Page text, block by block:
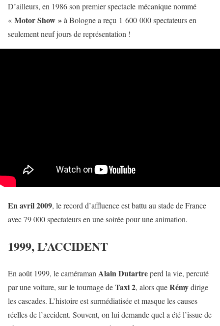
D’ailleurs, en 1986 son premier spectacle mécanique nommé
« Motor Show »à Bologne a reçu 1 600 000 spectateurs en
seulement neuf jours de représentation !
En avril 2009, le record d’affluence est battu au stade de France
avec 79 000 spectateurs en une soirée pour une animation.
1999, L’ACCIDENT
En août 1999, le caméraman Alain Dutartreperd la vie, percuté
par une voiture, sur le tournage deTaxi 2, alors queRémydirige
les cascades. L’histoire est surmédiatisée et masque les causes
réelles de l’accident. Souvent, on lui demande quel a été l’issue de